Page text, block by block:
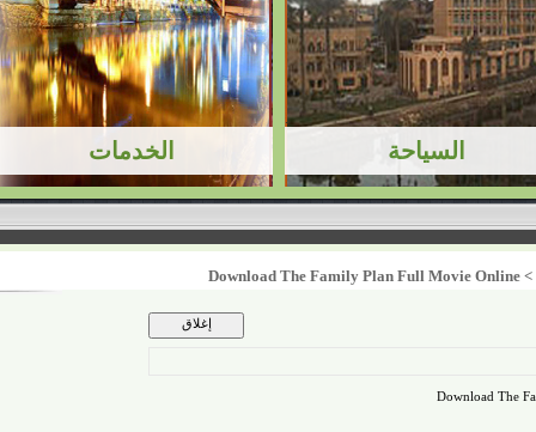
Download The Family Plan Full Movie
Download